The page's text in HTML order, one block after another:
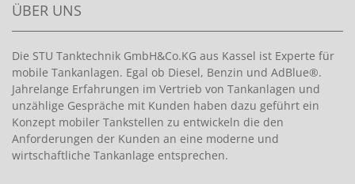
ÜBER UNS
Die STU Tanktechnik GmbH&Co.KG aus Kassel ist Experte für
mobile Tankanlagen. Egal ob Diesel, Benzin und AdBlue®.
Jahrelange Erfahrungen im Vertrieb von Tankanlagen und
unzählige Gespräche mit Kunden haben dazu geführt ein
Konzept mobiler Tankstellen zu entwickeln die den
Anforderungen der Kunden an eine moderne und
wirtschaftliche Tankanlage entsprechen.